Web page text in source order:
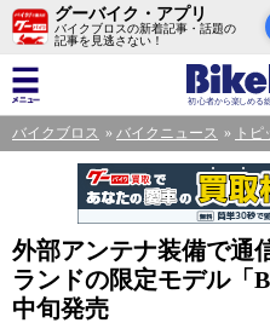
グーバイク・アプリ
バイクブロスの新着記事・話題の
記事を見逃さない！
バイクブロス バイクニュース トピ
外部アンテナ装備で通
ランドの限定モデル「
中旬発売